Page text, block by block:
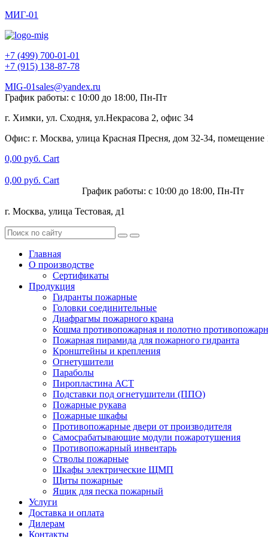
МИГ-01
+7 (499) 700-01-01
+7 (915) 138-87-78
MIG-01sales@yandex.ru
График работы: с 10:00 до 18:00, Пн-Пт
г. Химки, ул. Сходня, ул.Некрасова 2, офис 34
Офис: г. Москва, улица Красная Пресня, дом 32-34,
0,00 руб. Cart
0,00 руб. Cart
График работы: с 10:00 до 18:00, Пн-Пт
г. Москва, улица Тестовая, д1
Главная
О производстве
Сертификаты
Продукция
Гидранты пожарные
Головки соединительные
Диафрагмы пожарного крана
Кошма противопожарная и полотно
Пожарная пирамида для пожарного гидранта
Кронштейны и крепления
Огнетушители
Параболы
Пиропластина АСТ
Подставки под огнетушители (ППО)
Пожарные рукава
Пожарные шкафы
Противопожарные двери от производителя
Самосрабатывающие модули пожаротушения
Противопожарный инвентарь
Стволы пожарные
Шкафы электрические ЩМП
Щиты пожарные
Ящик для песка пожарный
Услуги
Доставка и оплата
Дилерам
Контакты